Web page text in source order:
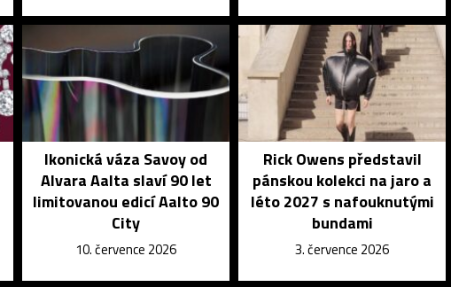
Ikonická váza Savoy od
Alvara Aalta slaví 90 let
limitovanou edicí Aalto 90
City
10. července 2026
Rick Owens představil
pánskou kolekci na jaro a
léto 2027 s nafouknutými
bundami
3. července 2026